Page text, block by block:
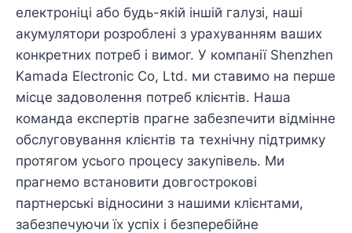
електроніці або будь-якій іншій галузі, наші
акумулятори розроблені з урахуванням ваших
конкретних потреб і вимог. У компанії Shenzhen
Kamada Electronic Co, Ltd. ми ставимо на перше
місце задоволення потреб клієнтів. Наша
команда експертів прагне забезпечити відмінне
обслуговування клієнтів та технічну підтримку
протягом усього процесу закупівель. Ми
прагнемо встановити довгострокові
партнерські відносини з нашими клієнтами,
забезпечуючи їх успіх і безперебійне